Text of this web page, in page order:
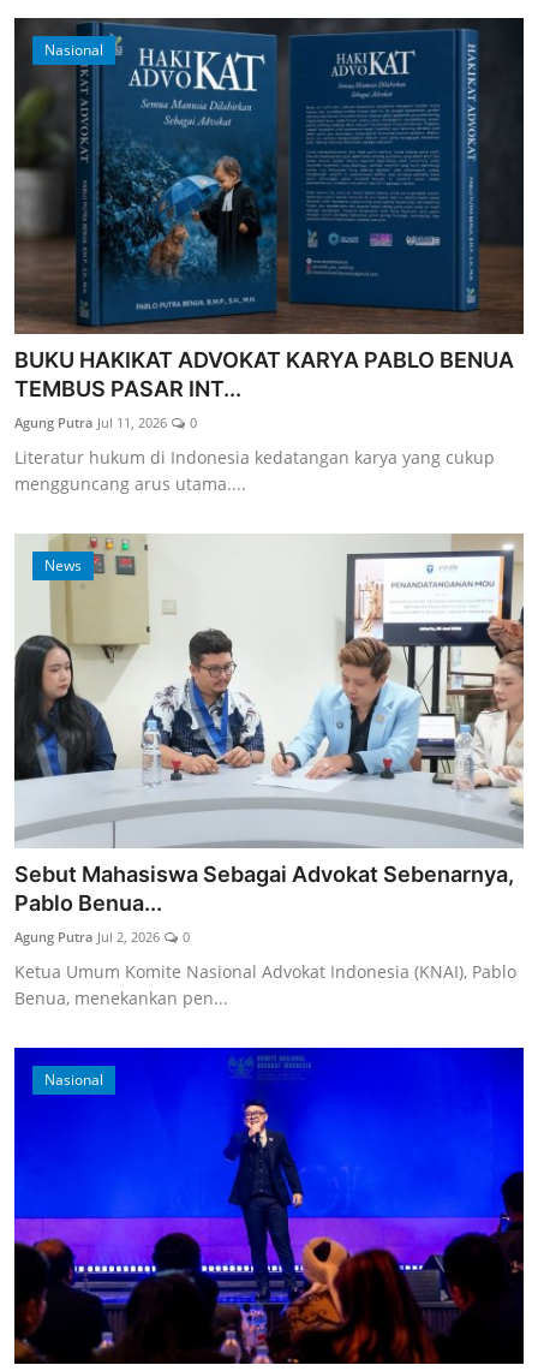
Nasional
BUKU HAKIKAT ADVOKAT KARYA PABLO BENUA
TEMBUS PASAR INT...
Agung Putra Jul 11, 2026 0
Literatur hukum di Indonesia kedatangan karya yang cukup
mengguncang arus utama....
News
Sebut Mahasiswa Sebagai Advokat Sebenarnya,
Pablo Benua...
Agung Putra Jul 2, 2026 0
Ketua Umum Komite Nasional Advokat Indonesia (KNAI), Pablo
Benua, menekankan pen...
Nasional